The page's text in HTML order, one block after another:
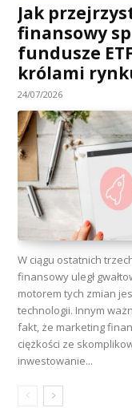
Jak
finansowy
fundusze
królami
24/07/2026
W ciągu ostatnich
finansowy uległ
motorem tych zmian
technologii. Innym
fakt, że marketing
ciężkości ze
inwestowanie...